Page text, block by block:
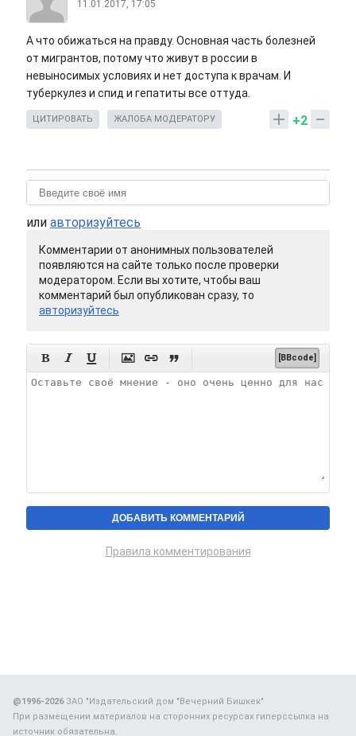
11.01.2017, 17:05
А что обижаться на правду. Основная часть болезней
от мигрантов, потому что живут в россии в
невыносимых условиях и нет доступа к врачам. И
туберкулез и спид и гепатиты все оттуда.
+2
ЦИТИРОВАТЬ ЖАЛОБА МОДЕРАТОРУ
или авторизуйтесь
Комментарии от анонимных пользователей
появляются на сайте только после проверки
модератором. Если вы хотите, чтобы ваш
комментарий был опубликован сразу, то
авторизуйтесь
      [BBcode]
Правила комментирования
@1996-2026ЗАО "Издательский дом "Вечерний Бишкек"
При размещении материалов на сторонних ресурсах гиперссылка на
источник обязательна.